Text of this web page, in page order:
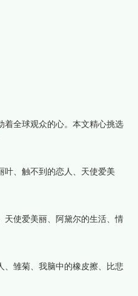
着全球观众的心。本文精心挑选
叶、触不到的恋人、天使爱美
天使爱美丽、阿黛尔的生活、情
、雏菊、我脑中的橡皮擦、比悲